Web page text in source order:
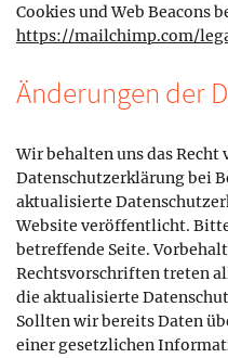
Cookies und Web Beacons
https://mailchimp.com/
Änderungen der
Wir behalten uns das Recht
Datenschutzerklärung bei
aktualisierte
Website veröffentlicht.
betreffende Seite.
Rechtsvorschriften treten
die aktualisierte
Sollten wir bereits Daten
einer gesetzlichen